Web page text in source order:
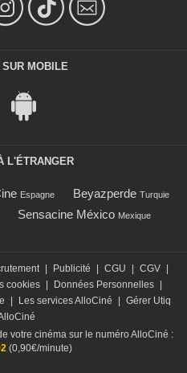
MOBILE
L'ÉTRANGER
Espagne Beyazperde Turquie
Sensacine México Mexique
| Publicité | CGU | CGV |
cookies | Données Personnelles |
| Les services AlloCiné | Gérer Utiq
votre cinéma sur le numéro AlloCiné :
(0,90€/minute)